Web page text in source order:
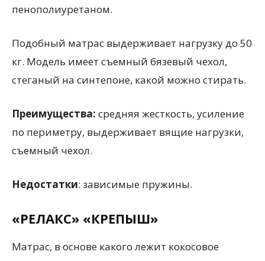
пенополиуретаном.
Подобный матрас выдерживает нагрузку до 50
кг. Модель имеет съемный бязевый чехол,
стеганый на синтепоне, какой можно стирать.
Преимущества: средняя жесткость, усиление
по периметру, выдерживает вящие нагрузки,
съемный чехол.
Недостатки: зависимые пружины.
«РЕЛАКС» «КРЕПЫШ»
Матрас, в основе какого лежит кокосовое